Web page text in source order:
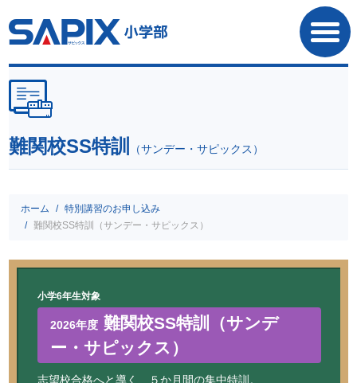
SAPIX小学部
難関校SS特訓 （サンデー・サピックス）
ホーム
特別講習のお申し込み
難関校SS特訓（サンデー・サピックス）
小学6年生対象
2026年度 難関校SS特訓（サンデ
ー・サピックス）
志望校合格へと導く、５か月間の集中特訓。